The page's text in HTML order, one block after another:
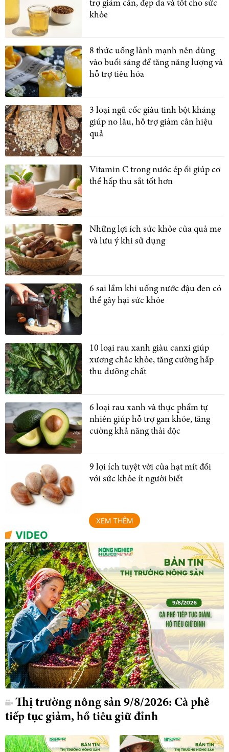
trợ giảm cân, đẹp da và tốt cho sức
khỏe
8 thức uống lành mạnh nên dùng
vào buổi sáng để tăng năng lượng và
hỗ trợ tiêu hóa
3 loại ngũ cốc giàu tinh bột kháng
giúp no lâu, hỗ trợ giảm cân hiệu
quả
Vitamin C trong nước ép ổi giúp cơ
thể hấp thu sắt tốt hơn
Những lợi ích sức khỏe của quả me
và lưu ý khi sử dụng
6 sai lầm khi uống nước đậu đen có
thể gây hại sức khỏe
10 loại rau xanh giàu canxi giúp
xương chắc khỏe, tăng cường hấp
thu dưỡng chất
6 loại rau xanh và thực phẩm tự
nhiên giúp hỗ trợ gan khỏe, tăng
cường khả năng thải độc
9 lợi ích tuyệt vời của hạt mít đối
với sức khỏe ít người biết
XEM THÊM
VIDEO
Thị trường nông sản 9/8/2026: Cà phê
tiếp tục giảm, hồ tiêu giữ đỉnh